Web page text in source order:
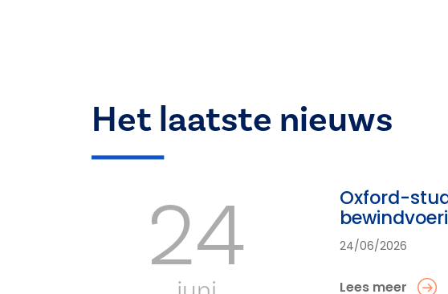
Het laatste nieuws
24 Oxford-
24/06/2026
Lees meer